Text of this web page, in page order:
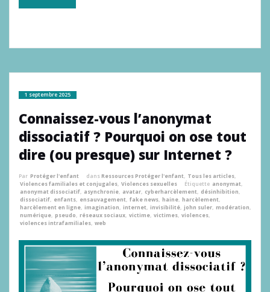
1 septembre 2025
Connaissez-vous l’anonymat
dissociatif ? Pourquoi on ose tout
dire (ou presque) sur Internet ?
Par Protéger l'enfant dansRessources Protéger l'enfant, Tous les articles,
Violences familiales et conjugales, Violences sexuelles Étiquette anonymat,
anonymat dissociatif, asynchronie, avatar, cyberharcèlement, désinhibition,
dissociatif, enfants, ensauvagement, fake news, haine, harcèlement,
harcèlement en ligne, imagination, internet, invisibilité, john suler, modération,
numérique, pseudo, réseaux sociaux, victime, victimes, violences,
violences intrafamiliales, web